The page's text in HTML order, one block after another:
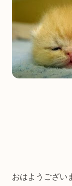
おはようござい